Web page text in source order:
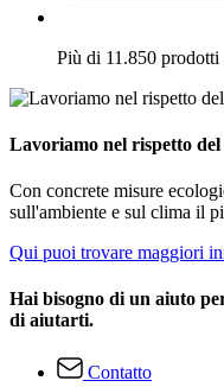
Più di 11.850 prodotti
Lavoriamo nel rispetto del
Con concrete misure
sull'ambiente e sul clima il
Qui puoi trovare maggiori
Hai bisogno di un aiuto
di aiutarti.
Contatto